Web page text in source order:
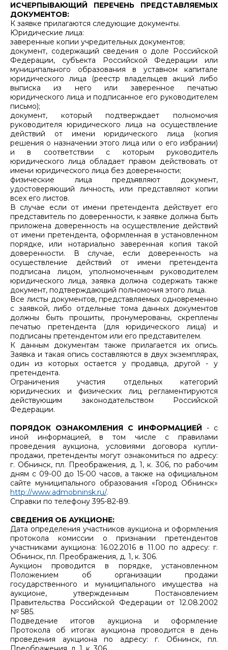
ИСЧЕРПЫВАЮЩИЙ ПЕРЕЧЕНЬ ПРЕДСТАВЛЯЕМЫХ
ДОКУМЕНТОВ:
К заявке прилагаются следующие документы.
Юридические лица:
заверенные копии учредительных документов;
документ, содержащий сведения о доле Российской
Федерации, субъекта Российской Федерации или
муниципального образования в уставном капитале
юридического лица (реестр владельцев акций либо
выписка из него или заверенное печатью
юридического лица и подписанное его руководителем
письмо);
документ, который подтверждает полномочия
руководителя юридического лица на осуществление
действий от имени юридического лица (копия
решения о назначении этого лица или о его избрании)
и в соответствии с которым руководитель
юридического лица обладает правом действовать от
имени юридического лица без доверенности;
физические лица предъявляют документ,
удостоверяющий личность, или представляют копии
всех его листов.
В случае если от имени претендента действует его
представитель по доверенности, к заявке должна быть
приложена доверенность на осуществление действий
от имени претендента, оформленная в установленном
порядке, или нотариально заверенная копия такой
доверенности. В случае, если доверенность на
осуществление действий от имени претендента
подписана лицом, уполномоченным руководителем
юридического лица, заявка должна содержать также
документ, подтверждающий полномочия этого лица.
Все листы документов, представляемых одновременно
с заявкой, либо отдельные тома данных документов
должны быть прошиты, пронумерованы, скреплены
печатью претендента (для юридического лица) и
подписаны претендентом или его представителем.
К данным документам также прилагается их опись.
Заявка и такая опись составляются в двух экземплярах,
один из которых остается у продавца, другой - у
претендента.
Ограничения участия отдельных категорий
юридических и физических лиц регламентируются
действующим законодательством Российской
Федерации.
ПОРЯДОК ОЗНАКОМЛЕНИЯ С ИНФОРМАЦИЕЙ - с
иной информацией, в том числе с правилами
проведения аукциона, условиями договора купли-
продажи, претенденты могут ознакомиться по адресу:
г. Обнинск, пл. Преображения, д. 1, к. 306, по рабочим
дням с 09-00 до 15-00 часов, а также на официальном
сайте муниципального образования «Город Обнинск»
http://www.admobninsk.ru/.
Справки по телефону 395-82-89.
СВЕДЕНИЯ ОБ АУКЦИОНЕ:
Дата определения участников аукциона и оформления
протокола комиссии о признании претендентов
участниками аукциона: 16.02.2016 в 11.00 по адресу: г.
Обнинск, пл. Преображения, д. 1, к. 306.
Аукцион проводится в порядке, установленном
Положением об организации продажи
государственного и муниципального имущества на
аукционе, утвержденным Постановлением
Правительства Российской Федерации от 12.08.2002
№ 585.
Подведение итогов аукциона и оформление
Протокола об итогах аукциона проводится в день
проведения аукциона по адресу: г. Обнинск, пл.